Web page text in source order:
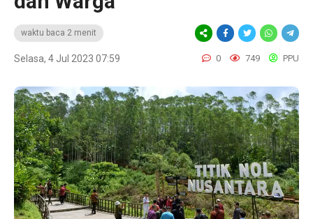
waktu baca 2 menit
Selasa, 4 Jul 2023 07:59 0 749 PPU